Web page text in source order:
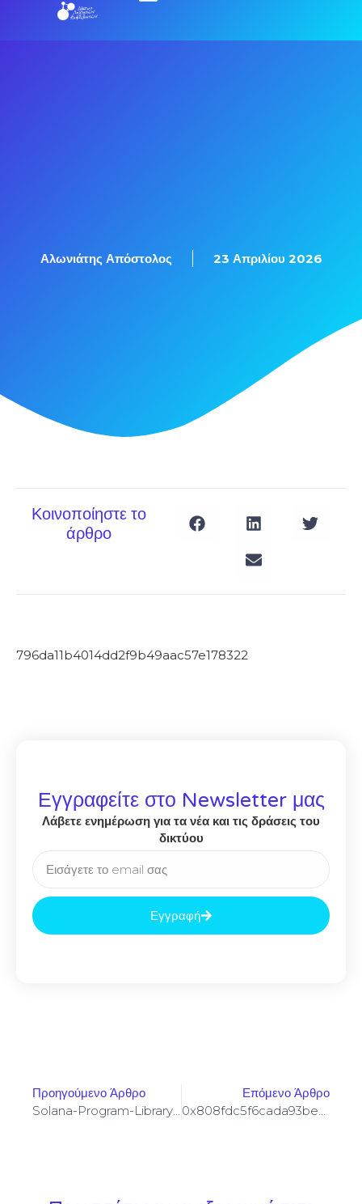
Αλωνιάτης Απόστολος 23 Απριλίου 2026
Κοινοποίηστε το
άρθρο
796da11b4014dd2f9b49aac57e178322
Εγγραφείτε στο Newsletter μας
Λάβετε ενημέρωση για τα νέα και τις δράσεις του
δικτύου
Εγγραφή
Προηγούμενο Άρθρο Επόμενο Άρθρο